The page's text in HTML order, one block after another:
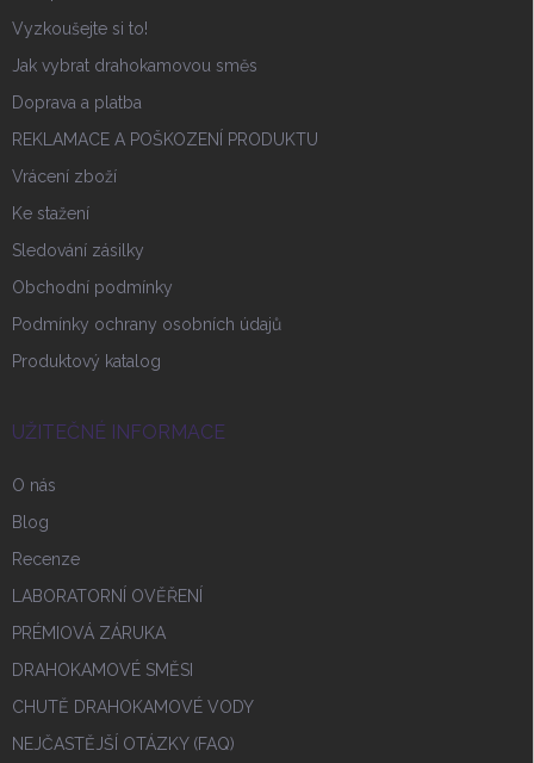
Vyzkoušejte si to!
Jak vybrat drahokamovou směs
Doprava a platba
REKLAMACE A POŠKOZENÍ PRODUKTU
Vrácení zboží
Ke stažení
Sledování zásilky
Obchodní podmínky
Podmínky ochrany osobních údajů
Produktový katalog
UŽITEČNÉ INFORMACE
O nás
Blog
Recenze
LABORATORNÍ OVĚŘENÍ
PRÉMIOVÁ ZÁRUKA
DRAHOKAMOVÉ SMĚSI
CHUTĚ DRAHOKAMOVÉ VODY
NEJČASTĚJŠÍ OTÁZKY (FAQ)